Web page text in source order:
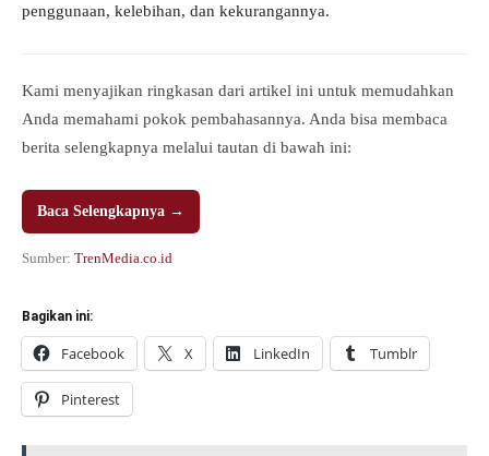
penggunaan, kelebihan, dan kekurangannya.
Kami menyajikan ringkasan dari artikel ini untuk memudahkan
Anda memahami pokok pembahasannya. Anda bisa membaca
berita selengkapnya melalui tautan di bawah ini:
Baca Selengkapnya →
Sumber: TrenMedia.co.id
Bagikan ini:
Facebook X LinkedIn Tumblr
Pinterest